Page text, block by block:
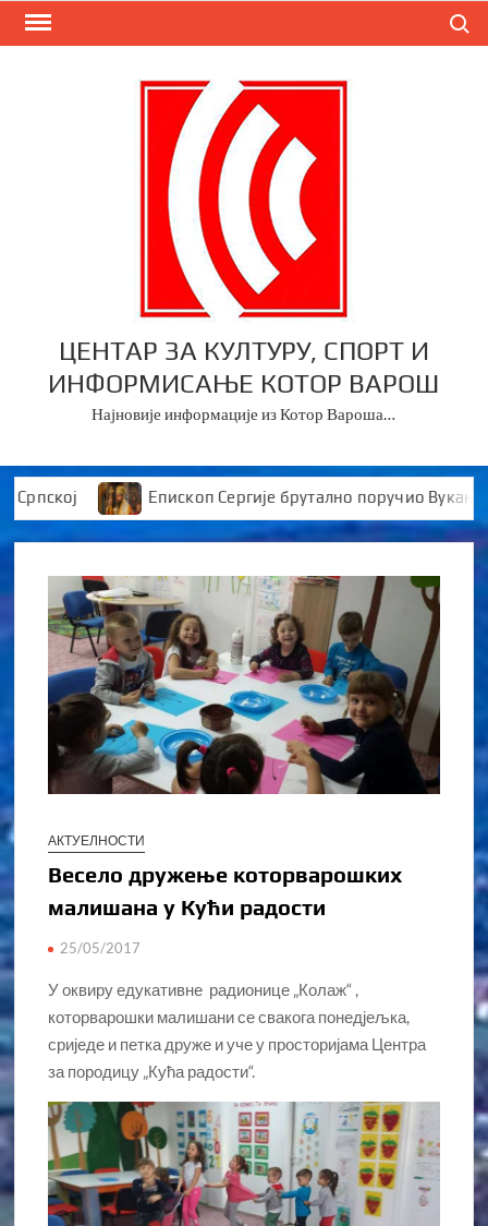
Skip
ЦЕНТАР ЗА КУЛТУРУ, СПОРТ И
ИНФОРМИСАЊЕ КОТОР ВАРОШ
Најновије информације из Котор Вароша…
Епископ Сергије брутално поручио
АКТУЕЛНОСТИ
Весело дружење которварошких
малишана у Кући радости
25/05/2017
У оквиру едукативне радионице „Колаж“ ,
которварошки малишани се свакога понедјељка,
сриједе и петка друже и уче у просторијама Центра
за породицу „Кућа радости“.